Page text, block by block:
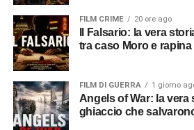
FILM CRIME 20 ore ago
tra caso Moro e
FILM DI GUERRA 1 giorno
Angels of War: la vera storia dei velisti sul
ghiaccio che